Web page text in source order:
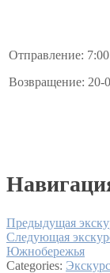
Отправление: 7:00
Возвращение: 20-
Предыдущая
Следующая
Южнобережья
Categories: